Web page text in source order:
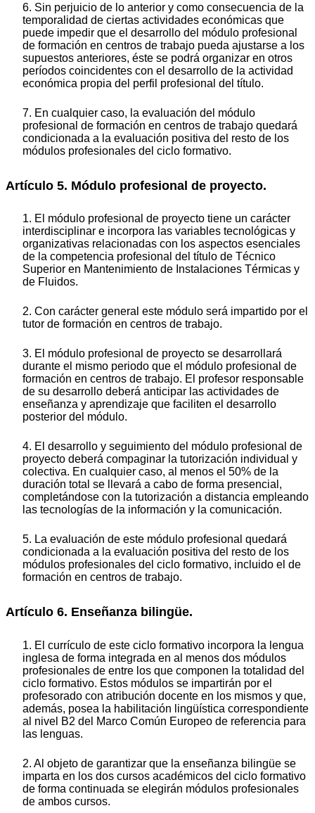
6. Sin perjuicio de lo anterior y como consecuencia de la
temporalidad de ciertas actividades económicas que
puede impedir que el desarrollo del módulo profesional
de formación en centros de trabajo pueda ajustarse a los
supuestos anteriores, éste se podrá organizar en otros
períodos coincidentes con el desarrollo de la actividad
económica propia del perfil profesional del título.
7. En cualquier caso, la evaluación del módulo
profesional de formación en centros de trabajo quedará
condicionada a la evaluación positiva del resto de los
módulos profesionales del ciclo formativo.
Artículo 5. Módulo profesional de proyecto.
1. El módulo profesional de proyecto tiene un carácter
interdisciplinar e incorpora las variables tecnológicas y
organizativas relacionadas con los aspectos esenciales
de la competencia profesional del título de Técnico
Superior en Mantenimiento de Instalaciones Térmicas y
de Fluidos.
2. Con carácter general este módulo será impartido por el
tutor de formación en centros de trabajo.
3. El módulo profesional de proyecto se desarrollará
durante el mismo periodo que el módulo profesional de
formación en centros de trabajo. El profesor responsable
de su desarrollo deberá anticipar las actividades de
enseñanza y aprendizaje que faciliten el desarrollo
posterior del módulo.
4. El desarrollo y seguimiento del módulo profesional de
proyecto deberá compaginar la tutorización individual y
colectiva. En cualquier caso, al menos el 50% de la
duración total se llevará a cabo de forma presencial,
completándose con la tutorización a distancia empleando
las tecnologías de la información y la comunicación.
5. La evaluación de este módulo profesional quedará
condicionada a la evaluación positiva del resto de los
módulos profesionales del ciclo formativo, incluido el de
formación en centros de trabajo.
Artículo 6. Enseñanza bilingüe.
1. El currículo de este ciclo formativo incorpora la lengua
inglesa de forma integrada en al menos dos módulos
profesionales de entre los que componen la totalidad del
ciclo formativo. Estos módulos se impartirán por el
profesorado con atribución docente en los mismos y que,
además, posea la habilitación lingüística correspondiente
al nivel B2 del Marco Común Europeo de referencia para
las lenguas.
2. Al objeto de garantizar que la enseñanza bilingüe se
imparta en los dos cursos académicos del ciclo formativo
de forma continuada se elegirán módulos profesionales
de ambos cursos.